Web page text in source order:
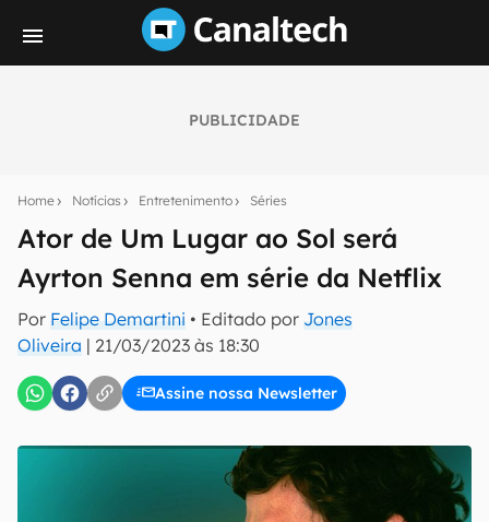
PUBLICIDADE
Home Notícias Entretenimento Séries
Ator de Um Lugar ao Sol será
Ayrton Senna em série da Netflix
Por Felipe Demartini • Editado por Jones
Oliveira | 21/03/2023 às 18:30
Assine nossa Newsletter
notícias e reviews sobre tecnologia em primeira
E-mail
Uso e Política de Privacidade do Canaltech.